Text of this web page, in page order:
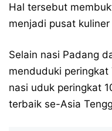
Hal tersebut
menjadi pusat
Selain nasi Padang
menduduki
nasi uduk peringkat
terbaik se-Asia